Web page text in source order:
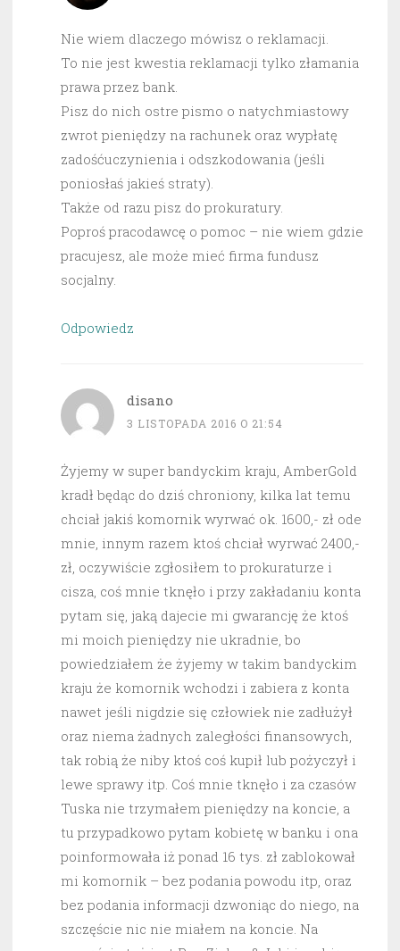
Nie wiem dlaczego mówisz o reklamacji.
To nie jest kwestia reklamacji tylko złamania
prawa przez bank.
Pisz do nich ostre pismo o natychmiastowy
zwrot pieniędzy na rachunek oraz wypłatę
zadośćuczynienia i odszkodowania (jeśli
poniosłaś jakieś straty).
Także od razu pisz do prokuratury.
Poproś pracodawcę o pomoc – nie wiem gdzie
pracujesz, ale może mieć firma fundusz
socjalny.
Odpowiedz
disano
3 LISTOPADA 2016 O 21:54
Żyjemy w super bandyckim kraju, AmberGold
kradł będąc do dziś chroniony, kilka lat temu
chciał jakiś komornik wyrwać ok. 1600,- zł ode
mnie, innym razem ktoś chciał wyrwać 2400,-
zł, oczywiście zgłosiłem to prokuraturze i
cisza, coś mnie tknęło i przy zakładaniu konta
pytam się, jaką dajecie mi gwarancję że ktoś
mi moich pieniędzy nie ukradnie, bo
powiedziałem że żyjemy w takim bandyckim
kraju że komornik wchodzi i zabiera z konta
nawet jeśli nigdzie się człowiek nie zadłużył
oraz niema żadnych zaległości finansowych,
tak robią że niby ktoś coś kupił lub pożyczył i
lewe sprawy itp. Coś mnie tknęło i za czasów
Tuska nie trzymałem pieniędzy na koncie, a
tu przypadkowo pytam kobietę w banku i ona
poinformowała iż ponad 16 tys. zł zablokował
mi komornik – bez podania powodu itp, oraz
bez podania informacji dzwoniąc do niego, na
szczęście nic nie miałem na koncie. Na